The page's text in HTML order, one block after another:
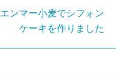
エンマー小麦でシフォン
ケーキを作りました